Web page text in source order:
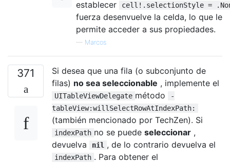
establecer
cell!.selectionStyle =
fuerza desenvuelve la celda, lo que le
permite acceder a sus propiedades.
— Marcos
371
Si desea que una fila (o subconjunto de
filas) no sea seleccionable , implemente el
UITableViewDelegate método
-
tableView:willSelectRowAtIndexPath:
(también mencionado por TechZen). Si
indexPath no se puede seleccionar ,
devuelva
nil , de lo contrario devuelva el
indexPath . Para obtener el